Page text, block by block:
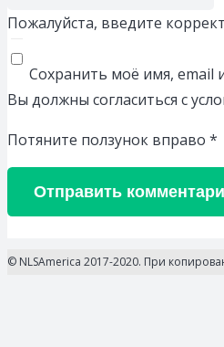
Пожалуйста, введите
Сохранить моё имя, email
Вы должны согласиться с
Потяните ползунок вправо *
Отправить
© NLSAmerica 2017-2020. При